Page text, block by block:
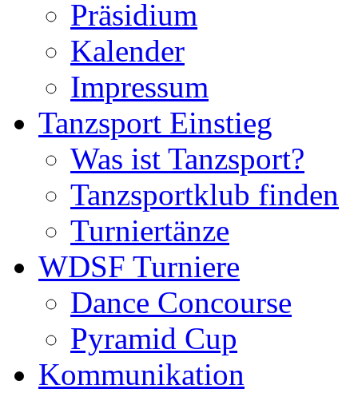
Präsidium
Kalender
Impressum
Tanzsport Einstieg
Was ist Tanzsport?
Tanzsportklub finden
Turniertänze
WDSF Turniere
Dance Concourse
Pyramid Cup
Kommunikation